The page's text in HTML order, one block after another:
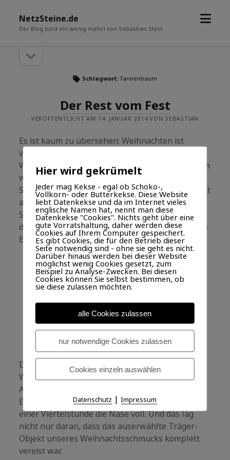
NetzSteine.de
Der Blog (und ein wenig mehr) von Sebastian Stein
Menü
Seitenleiste
öffnen
Schlagwort: Tannenbaum
Der Rest vom Fest
VERÖFFENTLICHT AM 14. JANUAR 2014 VON SEBASTIAN
Es ist kaum zu übersehen: Weihnachten ist
vorbei. Die Beleuchtung von Häusern,
Wohnungen, Fenstern, Bäumen u.ä. wird langsam
weniger und Lebkuchen, Spekulatius und
Schoko-Weihnachtsmänner sind nahezu komplett
aus den Supermärkten verschwunden. Die
Spenden-Marathons und -Galas sind vorbei und
die Weihnachtsbaum-Verkaufsstände haben ihre
Baustellen-artigen Gitterwände abgeräumt.
WEITERLESENDER
REST
VOM
Kommentar hinterlassen
O Tannenbaum
VERÖFFENTLICHT AM 23. DEZEMBER 2010 VON SEBASTIAN
Das alljährliche Ritual des
Weihnachtsbaumsaufstellens ist eine jener
Aktionen, die ich eigentlich ganz gerne mache.
Eigentlich. Dieses Jahr hatte ich bereits nach
einer Viertelstunde die Nase voll. Und das lag
nicht nur daran, dass das auserwählte Träger-
Objekt unseres Weihnachtsschmucks komplett
vereist war.
Hier wird gekrümelt
Jeder mag Kekse - egal ob Schoko-,
Vollkorn- oder Butterkekse. Diese Website
liebt Datenkekse und da im Internet vieles
englische Namen hat, nennt man diese
Datenkekse "Cookies". Nichts geht über eine
gute Vorratshaltung, daher werden diese
Cookies auf Ihrem Computer gespeichert.
Es gibt Cookies, die für den Betrieb dieser
Seite notwendig sind - ohne sie geht es nicht.
Darüber hinaus werden bei dieser Website
möglichst wenig Cookies gesetzt, zum
Beispiel zu Analyse-Zwecken. Bei diesen
Cookies können Sie selbst bestimmen, ob
sie diese zulassen möchten.
alle Cookies zulassen
nur notwendige Cookies zulassen
Cookies einzeln auswählen
Datenschutz |Impressum